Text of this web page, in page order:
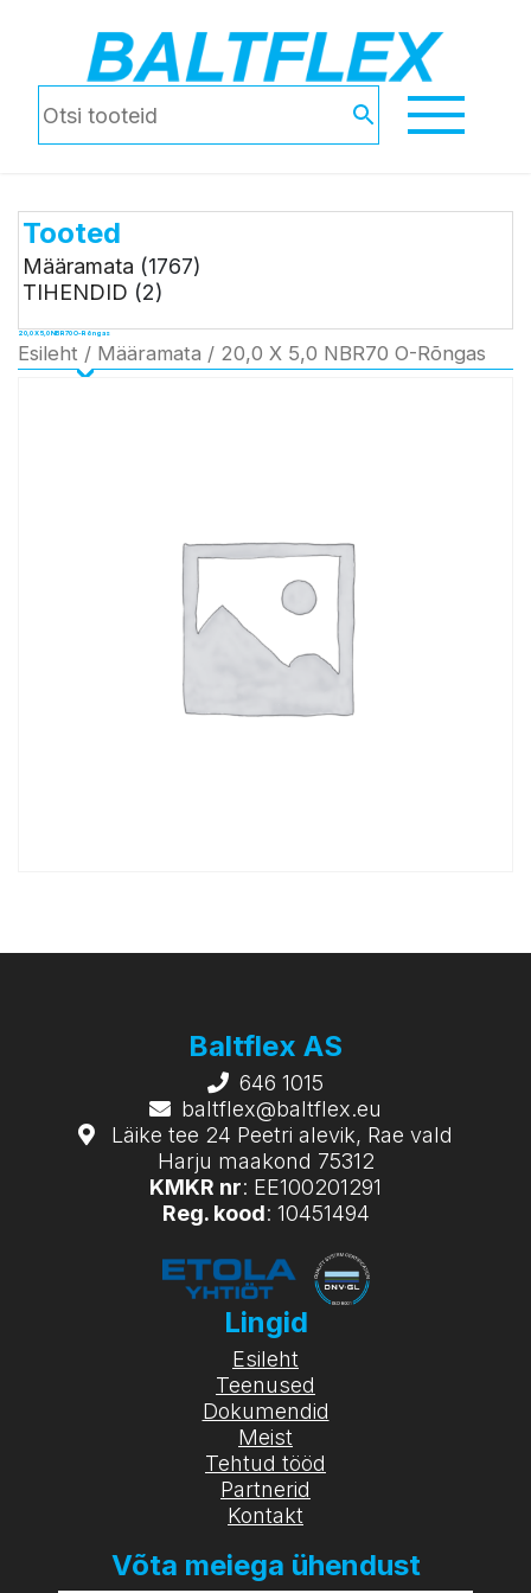
Tooted
Määramata (1767)
TIHENDID (2)
20,0 X 5,0 NBR70 O-Rõngas
Esileht / Määramata / 20,0 X 5,0 NBR70 O-Rõngas
Baltflex AS
646 1015
baltflex@baltflex.eu
Läike tee 24 Peetri alevik, Rae vald
Harju maakond 75312
KMKR nr: EE100201291
Reg. kood: 10451494
Lingid
Esileht
Teenused
Dokumendid
Meist
Tehtud tööd
Partnerid
Kontakt
Võta meiega ühendust